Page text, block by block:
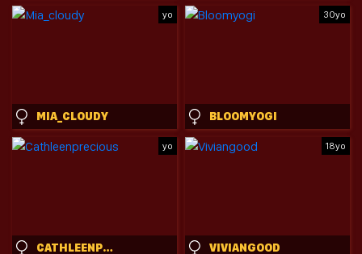
yo
MIA_CLOUDY
30yo
BLOOMYOGI
yo
CATHLEENPRECIOUS
18yo
VIVIANGOOD